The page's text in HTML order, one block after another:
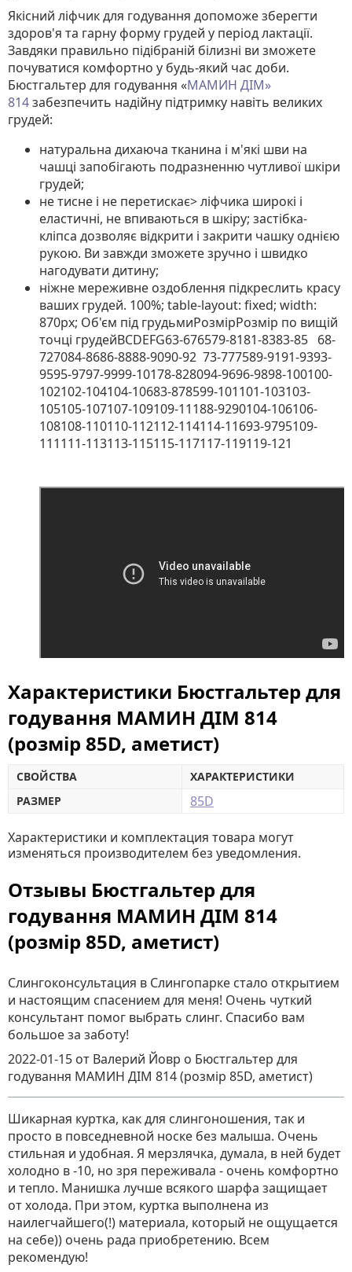
Якісний ліфчик для годування допоможе зберегти
здоров'я та гарну форму грудей у ​​період лактації.
Завдяки правильно підібраній білизні ви зможете
почуватися комфортно у будь-який час доби.
Бюстгальтер для годування «МАМИН ДІМ»
814забезпечить надійну підтримку навіть великих
грудей:
натуральна дихаюча тканина і м'які шви на
чашці запобігають подразненню чутливої ​​шкіри
грудей;
не тисне і не перетискає> ліфчика широкі і
еластичні, не впиваються в шкіру; застібка-
кліпса дозволяє відкрити і закрити чашку однією
рукою. Ви завжди зможете зручно і швидко
нагодувати дитину;
ніжне мереживне оздоблення підкреслить красу
ваших грудей. 100%; table-layout: fixed; width:
870px; Об'єм під грудьмиРозмірРозмір по вищій
точці грудейBCDEFG63-676579-8181-8383-85 68-
727084-8686-8888-9090-92 73-777589-9191-9393-
9595-9797-9999-10178-828094-9696-9898-100100-
102102-104104-10683-878599-101101-103103-
105105-107107-109109-11188-9290104-106106-
108108-110110-112112-114114-11693-9795109-
111111-113113-115115-117117-119119-121
Характеристики Бюстгальтер для
годування МАМИН ДІМ 814
(розмір 85D, аметист)
СВОЙСТВА
ХАРАКТЕРИСТИКИ
РАЗМЕР
85D
Характеристики и комплектация товара могут
изменяться производителем без уведомления.
Отзывы Бюстгальтер для
годування МАМИН ДІМ 814
(розмір 85D, аметист)
Слингоконсультация в Слингопарке стало открытием
и настоящим спасением для меня! Очень чуткий
консультант помог выбрать слинг. Спасибо вам
большое за заботу!
2022-01-15 от Валерий Йовр о Бюстгальтер для
годування МАМИН ДІМ 814 (розмір 85D, аметист)
Шикарная куртка, как для слингоношения, так и
просто в повседневной носке без малыша. Очень
стильная и удобная. Я мерзлячка, думала, в ней будет
холодно в -10, но зря переживала - очень комфортно
и тепло. Манишка лучше всякого шарфа защищает
от холода. При этом, куртка выполнена из
наилегчайшего(!) материала, который не ощущается
на себе)) очень рада приобретению. Всем
рекомендую!